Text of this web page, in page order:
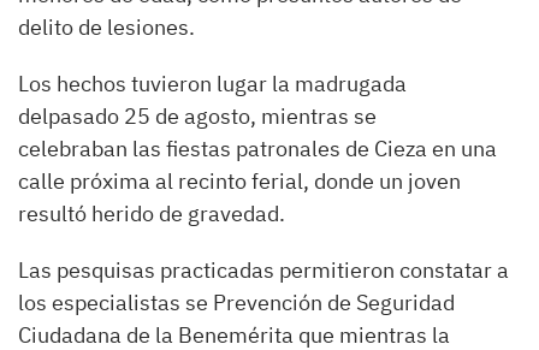
delito de lesiones.
Los hechos tuvieron lugar la madrugada
delpasado 25 de agosto, mientras se
celebraban las fiestas patronales de Cieza en una
calle próxima al recinto ferial, donde un joven
resultó herido de gravedad.
Las pesquisas practicadas permitieron constatar a
los especialistas se Prevención de Seguridad
Ciudadana de la Benemérita que mientras la